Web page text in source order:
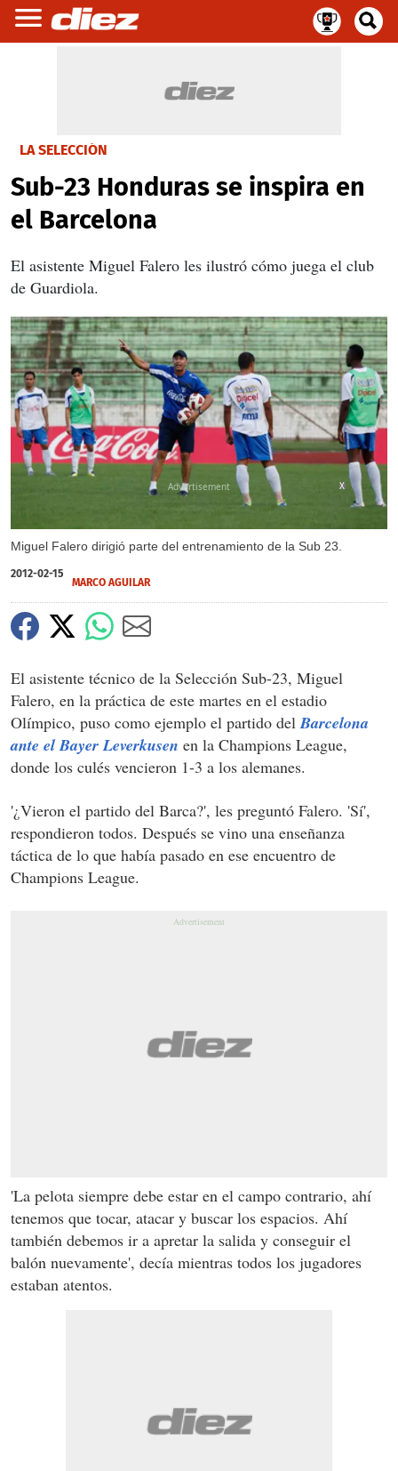
LA SELECCIÓN
Sub-23 Honduras se inspira en
el Barcelona
El asistente Miguel Falero les ilustró cómo juega el club
de Guardiola.
Miguel Falero dirigió parte del entrenamiento de la Sub 23.
X
2012-02-15
MARCO AGUILAR
El asistente técnico de la Selección Sub-23, Miguel
Falero, en la práctica de este martes en el estadio
Olímpico, puso como ejemplo el partido delBarcelona
ante el Bayer Leverkusen en la Champions League,
donde los culés vencieron 1-3 a los alemanes.
'¿Vieron el partido del Barca?', les preguntó Falero. 'Sí',
respondieron todos. Después se vino una enseñanza
táctica de lo que había pasado en ese encuentro de
Champions League.
'La pelota siempre debe estar en el campo contrario, ahí
tenemos que tocar, atacar y buscar los espacios. Ahí
también debemos ir a apretar la salida y conseguir el
balón nuevamente', decía mientras todos los jugadores
estaban atentos.